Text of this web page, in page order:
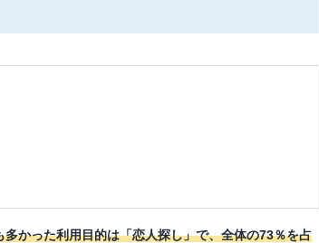
多かった利用目的は「恋人探し」で、全体の73％を占